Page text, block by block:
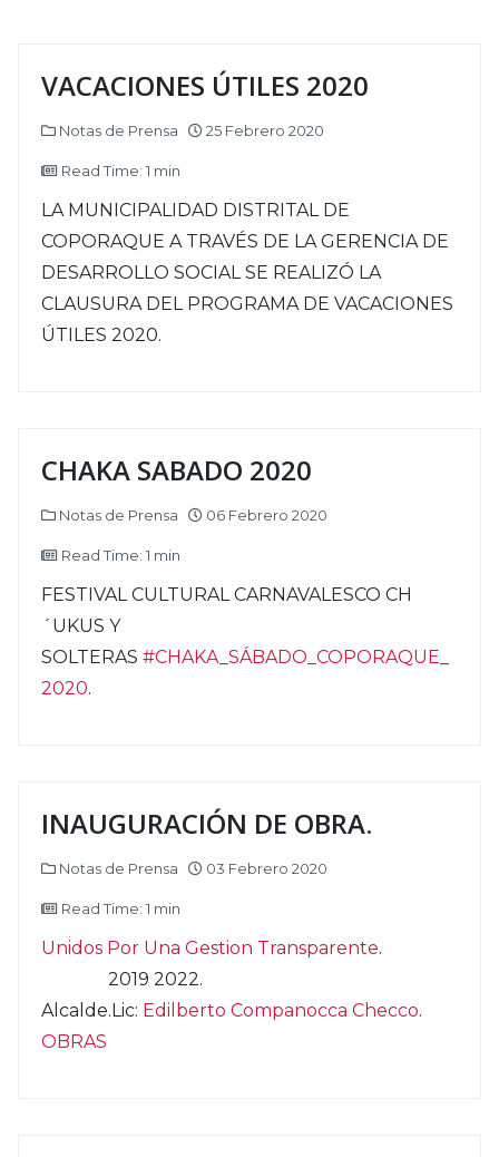
VACACIONES ÚTILES 2020
Notas de Prensa 25 Febrero 2020
Read Time: 1 min
LA MUNICIPALIDAD DISTRITAL DE
COPORAQUE A TRAVÉS DE LA GERENCIA DE
DESARROLLO SOCIAL SE REALIZÓ LA
CLAUSURA DEL PROGRAMA DE VACACIONES
ÚTILES 2020.
CHAKA SABADO 2020
Notas de Prensa 06 Febrero 2020
Read Time: 1 min
FESTIVAL CULTURAL CARNAVALESCO CH
´UKUS Y
SOLTERAS #CHAKA_SÁBADO_COPORAQUE_
2020.
INAUGURACIÓN DE OBRA.
Notas de Prensa 03 Febrero 2020
Read Time: 1 min
Unidos Por Una Gestion Transparente.
2019 2022.
Alcalde.Lic: Edilberto Companocca Checco.
OBRAS